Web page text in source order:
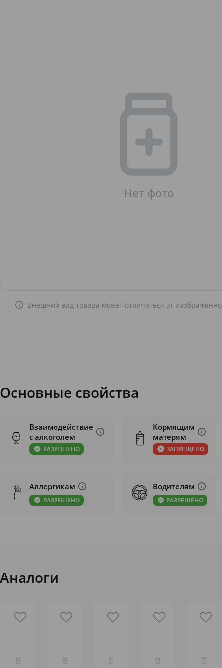
Внешний вид товара может отличаться от
Основные свойства
Взаимодействие
с алкоголем
РАЗРЕШЕНО
Кормящим
матерям
ЗАПРЕЩЕНО
Аллергикам
РАЗРЕШЕНО
Водителям
РАЗРЕШЕНО
Аналоги